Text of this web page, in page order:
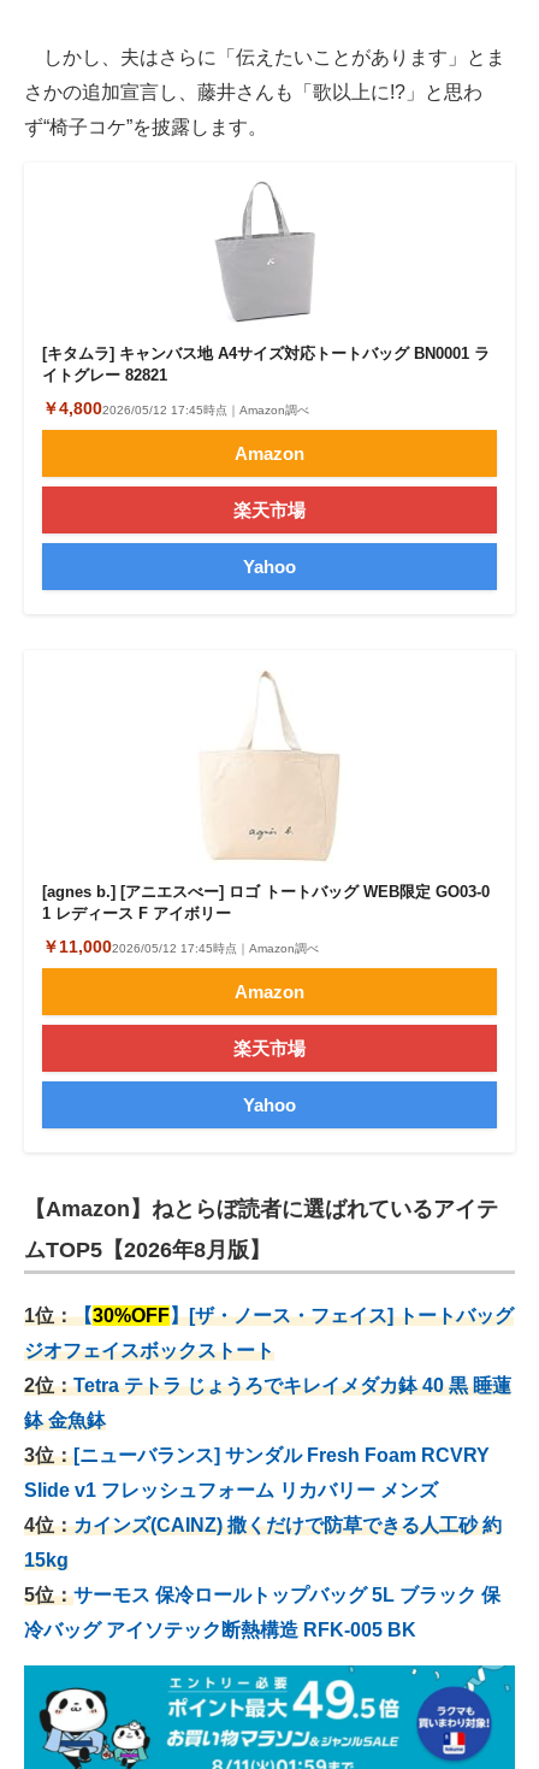
しかし、夫はさらに「伝えたいことがあります」とま
さかの追加宣言し、藤井さんも「歌以上に!?」と思わ
ず“椅子コケ”を披露します。
[キタムラ] キャンバス地 A4サイズ対応トートバッグ BN0001 ラ
イトグレー 82821
￥4,8002026/05/12 17:45時点｜Amazon調べ
Amazon
楽天市場
Yahoo
[agnes b.] [アニエスべー] ロゴ トートバッグ WEB限定 GO03‐0
1 レディース F アイボリー
￥11,0002026/05/12 17:45時点｜Amazon調べ
Amazon
楽天市場
Yahoo
【Amazon】ねとらぼ読者に選ばれているアイテ
ムTOP5【2026年8月版】
1位：【30%OFF】[ザ・ノース・フェイス] トートバッグ
ジオフェイスボックストート
2位：Tetra テトラ じょうろでキレイメダカ鉢 40 黒 睡蓮
鉢 金魚鉢
3位：[ニューバランス] サンダル Fresh Foam RCVRY
Slide v1 フレッシュフォーム リカバリー メンズ
4位：カインズ(CAINZ) 撒くだけで防草できる人工砂 約
15kg
5位：サーモス 保冷ロールトップバッグ 5L ブラック 保
冷バッグ アイソテック断熱構造 RFK-005 BK